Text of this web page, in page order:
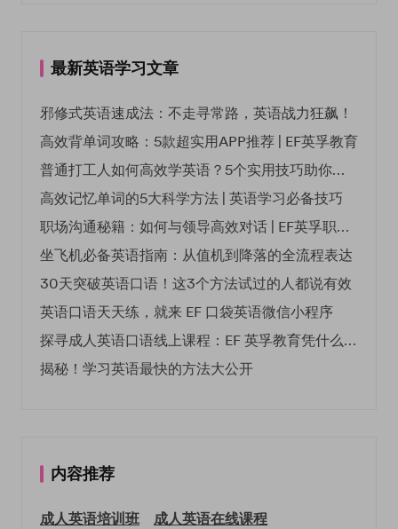
最新英语学习文章
邪修式英语速成法：不走寻常路，英语战力狂飙！
高效背单词攻略：5款超实用APP推荐 | EF英孚教育
普通打工人如何高效学英语？5个实用技巧助你突破职场瓶颈
高效记忆单词的5大科学方法 | 英语学习必备技巧
职场沟通秘籍：如何与领导高效对话 | EF英孚职场指南
坐飞机必备英语指南：从值机到降落的全流程表达
30天突破英语口语！这3个方法试过的人都说有效
英语口语天天练，就来 EF 口袋英语微信小程序
探寻成人英语口语线上课程：EF 英孚教育凭什么领航
揭秘！学习英语最快的方法大公开
内容推荐
成人英语培训班
成人英语在线课程